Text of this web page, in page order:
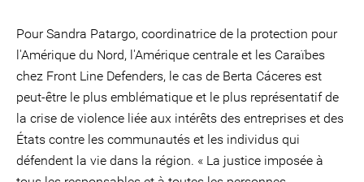
Pour Sandra Patargo, coordinatrice de la protection pour
l'Amérique du Nord, l'Amérique centrale et les Caraïbes
chez Front Line Defenders, le cas de Berta Cáceres est
peut-être le plus emblématique et le plus représentatif de
la crise de violence liée aux intérêts des entreprises et des
États contre les communautés et les individus qui
défendent la vie dans la région. « La justice imposée à